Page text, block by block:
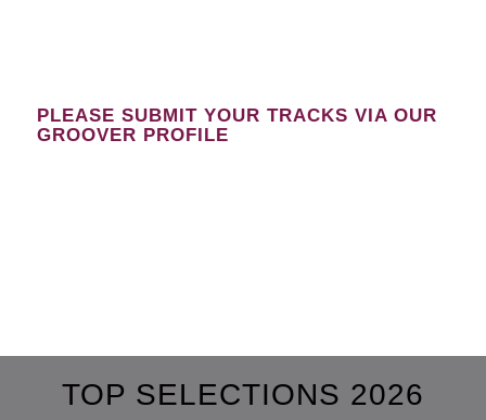
PLEASE SUBMIT YOUR TRACKS VIA OUR
GROOVER PROFILE
TOP SELECTIONS 2026